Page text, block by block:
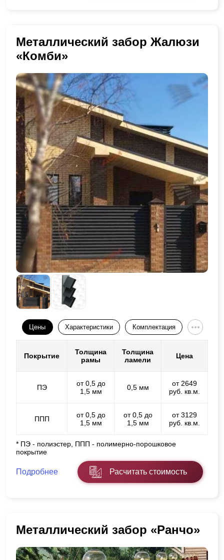
Металлический забор Жалюзи
«Комби»
Цены Характеристики Комплектация
Покрытие
Толщина
рамы
Толщина
ламели
Цена
ПЭ
от 0,5 до
1,5 мм
0,5 мм
от 2649
руб. кв.м.
ППП
от 0,5 до
1,5 мм
от 0,5 до
1,5 мм
от 3129
руб. кв.м.
* ПЭ - полиэстер, ППП - полимерно-порошковое
покрытие
Подробнее Расчитать стоимость
Металлический забор «Ранчо»